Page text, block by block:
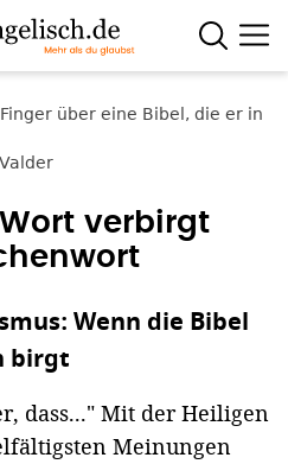
verbirgt
Wenn die Bibel
birgt
dass..." Mit der Heiligen
Meinungen